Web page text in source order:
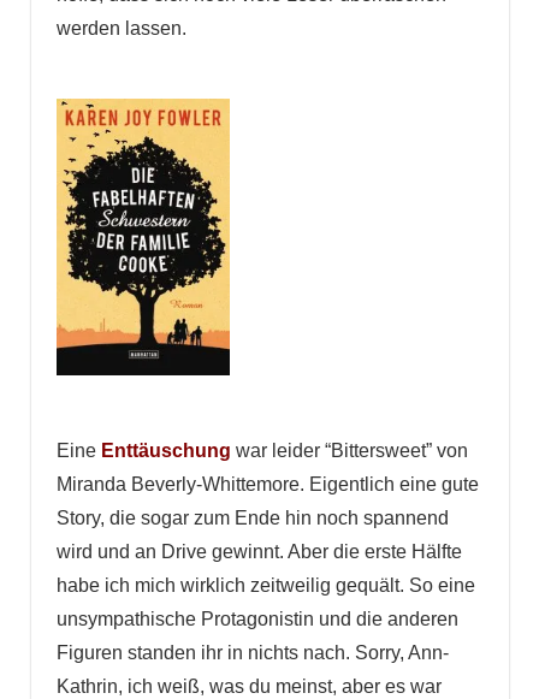
werden lassen.
Eine Enttäuschung war leider “Bittersweet” von
Miranda Beverly-Whittemore. Eigentlich eine gute
Story, die sogar zum Ende hin noch spannend
wird und an Drive gewinnt. Aber die erste Hälfte
habe ich mich wirklich zeitweilig gequält. So eine
unsympathische Protagonistin und die anderen
Figuren standen ihr in nichts nach. Sorry, Ann-
Kathrin, ich weiß, was du meinst, aber es war